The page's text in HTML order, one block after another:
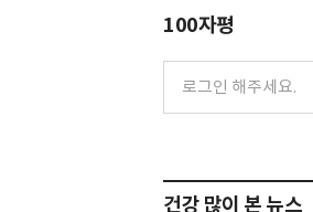
100자평
건강 많이 본 뉴스